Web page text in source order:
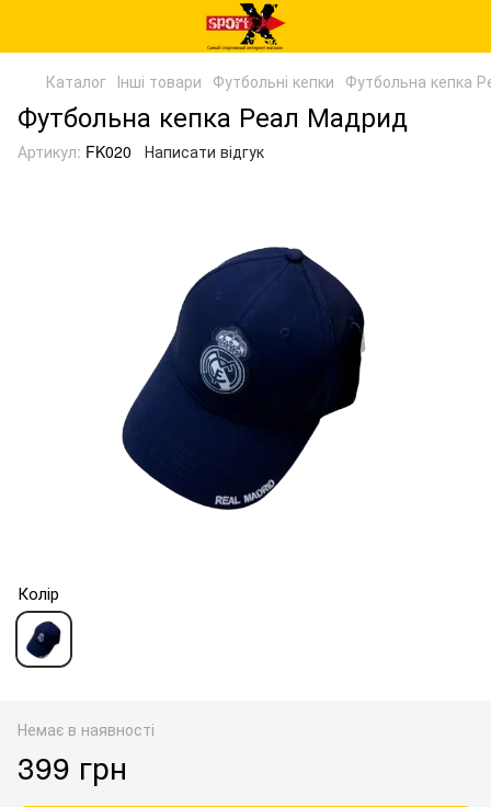
Каталог Інші товари Футбольні кепки Футбольна кепка
Футбольна кепка Реал Мадрид
Артикул: FK020 Написати відгук
Колір
Немає в наявності
399 грн